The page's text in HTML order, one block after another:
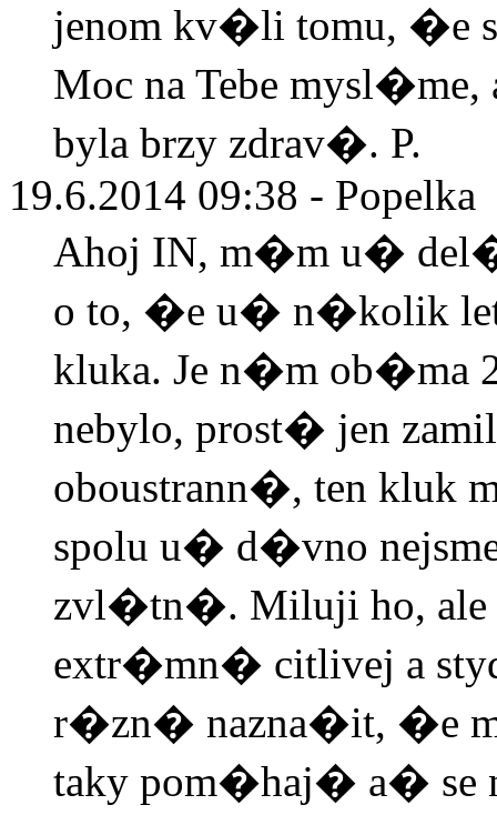
jenom kv�li tomu, �e
Moc na Tebe
byla brzy zdrav�. P.
19.6.2014 09:38 - Popelka
Ahoj IN, m�m u�
o to, �e u� n�kolik let
kluka. Je n�m
nebylo, prost� jen
oboustrann�, ten kluk
spolu u� d�vno
zvl�tn�. Miluji ho, ale
extr�mn� citlivej a
r�zn� nazna�it, �e
taky pom�haj� a� se